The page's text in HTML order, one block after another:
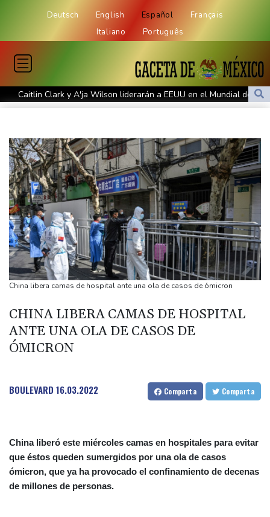
Deutsch English Español
Français
Italiano
Português
Caitlin Clark y A'ja Wilson liderarán a EEUU en el Mundial de
básquet femenino
colegio de Tailandia
Maradona pasó sus últimos días postrado, hinchado y resignado,
contó su masajista
Trump dice que el estrecho de Ormuz podría reabrirse "pronto"
Llega a 80 el saldo de muertos que trataban de llegar a Ceuta,
según unos forenses
El Barça cancela un amistoso en Marruecos tras la entrada
masiva de migrantes en Ceuta
Indonesia lucha contra un incendio en el monte Bromo mientras
Condenan a Meta a pagar 567 millones de dólares al estado de
EEUU por el caso de menores en las redes sociales
Indonesia lucha contra incendio en el monte Bromo mientras se
Washington extiende el control de las redes sociales a los
China libera camas de hospital ante una ola de casos de ómicron
CHINA LIBERA CAMAS DE HOSPITAL
ANTE UNA OLA DE CASOS DE
ÓMICRON
BOULEVARD 16.03.2022 Comparta Comparta
China liberó este miércoles camas en hospitales para evitar
que éstos queden sumergidos por una ola de casos
ómicron, que ya ha provocado el confinamiento de decenas
de millones de personas.